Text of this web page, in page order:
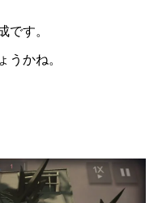
です。
うかね。